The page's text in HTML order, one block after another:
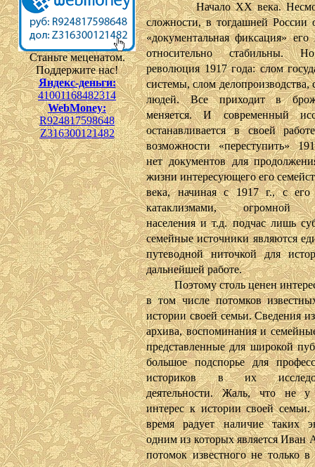
Станьте меценатом.
Поддержите нас!
Яндекс-деньги:
41001168482314
WebMoney:
R924817598648
Z316300121482
Начало XX века.
сложности, в тогдашней России
«документальная фиксация»
относительно
революция 1917 года: слом
системы, слом
людей. Все приходит в
меняется. И современный
останавливается в своей
возможности «переступить»
нет документов для
жизни интересующего его
века, начиная с 1917 г., с
катаклизмами, огромной
населения и т.д. подчас лишь
семейные источники являются
путеводной ниточкой для
дальнейшей работе.
Поэтому столь ценен интерес
в том числе потомков
истории своей семьи. Сведения
архива, воспоминания и
представленные для широкой
большое подспорье для
историков в их
деятельности. Жаль, что не у
интерес к истории своей
время радует наличие таких
одним из которых является Иван
потомок известного не только в